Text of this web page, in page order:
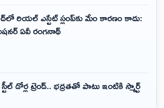
రియల్ ఎస్టేట్ స్లంప్‌కు మేం కారణం కాదు:
ఏవీ రంగనాథ్
డోర్ల ట్రెండ్.. భద్రతతో పాటు ఇంటికి స్మార్ట్